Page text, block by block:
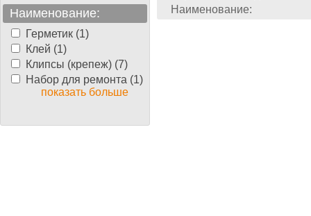
Наименование:
Герметик (1)
Клей (1)
Клипсы (крепеж) (7)
Набор для ремонта (1)
показать больше
Наименование: